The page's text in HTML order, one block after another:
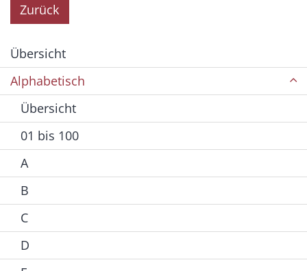
Zurück
Übersicht
Alphabetisch
Übersicht
01 bis 100
A
B
C
D